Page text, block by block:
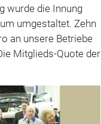
wurde die Innung
umgestaltet. Zehn
an unsere Betriebe
Mitglieds-Quote der